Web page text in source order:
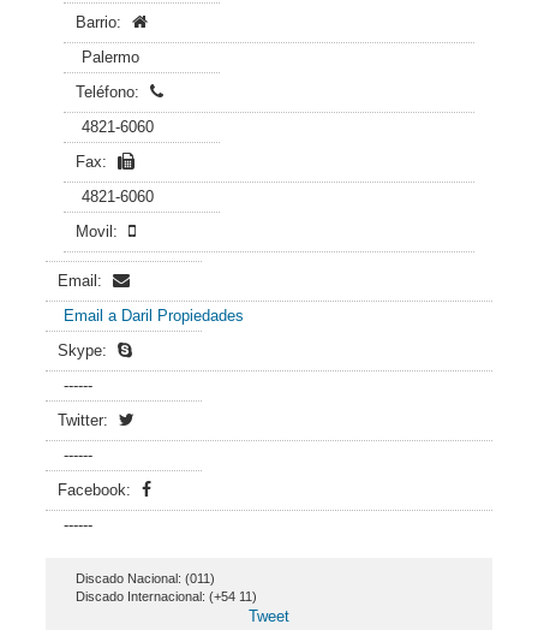
Barrio:
Palermo
Teléfono:
4821-6060
Fax:
4821-6060
Movil:
Email:
Email a Daril Propiedades
Skype:
------
Twitter:
------
Facebook:
------
Discado Nacional: (011)
Discado Internacional: (+54 11)
Tweet